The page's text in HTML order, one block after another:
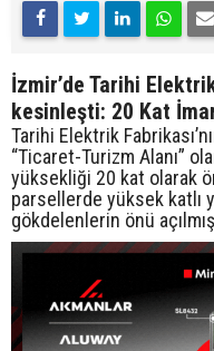
İzmir’de Tarihi
kesinleşti: 20 Kat
Tarihi Elektrik
“Ticaret-Turizm Alanı”
yüksekliği 20 kat olarak
parsellerde yüksek katlı
gökdelenlerin önü